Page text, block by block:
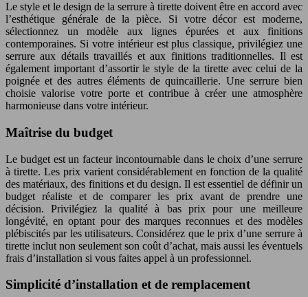
Le style et le design de la serrure à tirette doivent être en accord avec
l’esthétique générale de la pièce. Si votre décor est moderne,
sélectionnez un modèle aux lignes épurées et aux finitions
contemporaines. Si votre intérieur est plus classique, privilégiez une
serrure aux détails travaillés et aux finitions traditionnelles. Il est
également important d’assortir le style de la tirette avec celui de la
poignée et des autres éléments de quincaillerie. Une serrure bien
choisie valorise votre porte et contribue à créer une atmosphère
harmonieuse dans votre intérieur.
Maîtrise du budget
Le budget est un facteur incontournable dans le choix d’une serrure
à tirette. Les prix varient considérablement en fonction de la qualité
des matériaux, des finitions et du design. Il est essentiel de définir un
budget réaliste et de comparer les prix avant de prendre une
décision. Privilégiez la qualité à bas prix pour une meilleure
longévité, en optant pour des marques reconnues et des modèles
plébiscités par les utilisateurs. Considérez que le prix d’une serrure à
tirette inclut non seulement son coût d’achat, mais aussi les éventuels
frais d’installation si vous faites appel à un professionnel.
Simplicité d’installation et de remplacement